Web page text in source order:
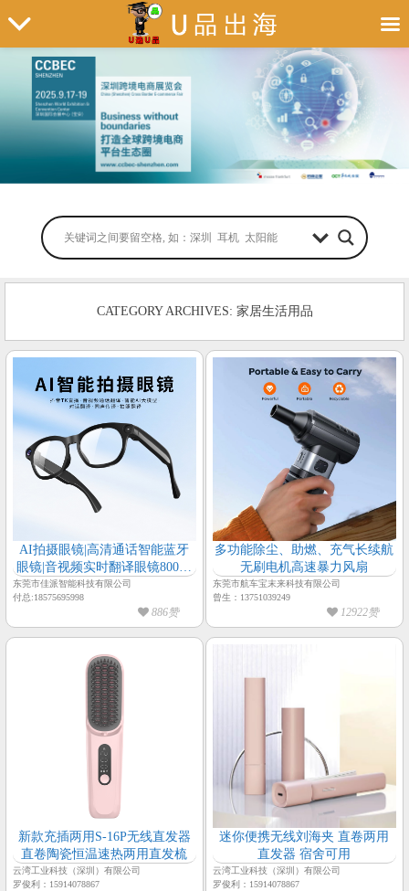
CATEGORY ARCHIVES: 家居生活用品
AI拍摄眼镜|高清通话智能蓝牙
眼镜|音视频实时翻译眼镜800万
像素1080P高清摄像眼镜
东莞市佳派智能科技有限公司
付总:18575695998
886赞
多功能除尘、助燃、充气长续航
无刷电机高速暴力风扇
东莞市航车宝末来科技有限公司
曾生：13751039249
12922赞
新款充插两用S-16P无线直发器
直卷陶瓷恒温速热两用直发梳
云湾工业科技（深圳）有限公司
罗俊利：15914078867
迷你便携无线刘海夹 直卷两用
直发器 宿舍可用
云湾工业科技（深圳）有限公司
罗俊利：15914078867